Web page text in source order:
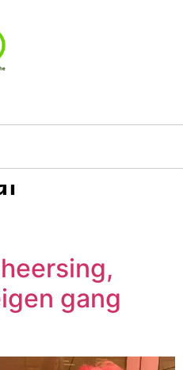
gang